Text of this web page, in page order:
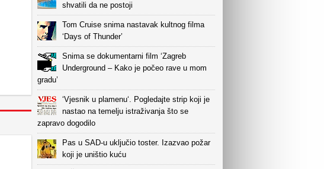
shvatili da ne postoji
Tom Cruise snima nastavak kultnog filma
‘Days of Thunder’
Snima se dokumentarni film ‘Zagreb
Underground – Kako je počeo rave u mom
gradu’
‘Vjesnik u plamenu‘. Pogledajte strip koji je
nastao na temelju istraživanja što se
zapravo dogodilo
Pas u SAD-u uključio toster. Izazvao požar
koji je uništio kuću